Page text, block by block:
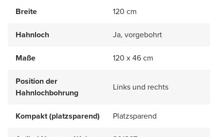
Breite 120 cm
Hahnloch Ja, vorgebohrt
Maße 120 x 46 cm
Position der
Hahnlochbohrung
Links und rechts
Kompakt (platzsparend) Platzsparend